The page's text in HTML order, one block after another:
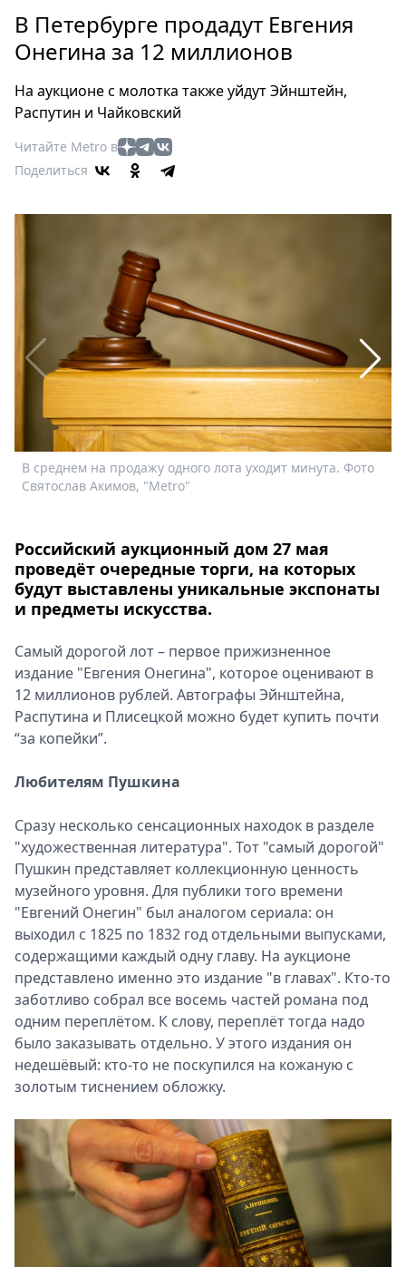
Россия
Мир
Еда
Мода
Театр
Книги
Выставки
Пресс-
релизы
О
Metro
Спецпроекты
Звезды
Выборы
2026
В Петербурге продадут Евгения
Онегина за 12 миллионов
На аукционе с молотка также уйдут Эйнштейн,
Распутин и Чайковский
Читайте Metro в
Поделиться
В среднем на продажу одного лота уходит минута. Фото
Святослав Акимов, "Metro"
Российский аукционный дом 27 мая
проведёт очередные торги, на которых
будут выставлены уникальные экспонаты
и предметы искусства.
Самый дорогой лот – первое прижизненное
издание "Евгения Онегина", которое оценивают в
12 миллионов рублей. Автографы Эйнштейна,
Распутина и Плисецкой можно будет купить почти
“за копейки”.
Любителям Пушкина
Сразу несколько сенсационных находок в разделе
"художественная литература". Тот "самый дорогой"
Пушкин представляет коллекционную ценность
музейного уровня. Для публики того времени
"Евгений Онегин" был аналогом сериала: он
выходил с 1825 по 1832 год отдельными выпусками,
содержащими каждый одну главу. На аукционе
представлено именно это издание "в главах". Кто-то
заботливо собрал все восемь частей романа под
одним переплётом. К слову, переплёт тогда надо
было заказывать отдельно. У этого издания он
недешёвый: кто-то не поскупился на кожаную с
золотым тиснением обложку.